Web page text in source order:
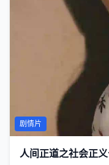
剧情片
人间正道之社会正